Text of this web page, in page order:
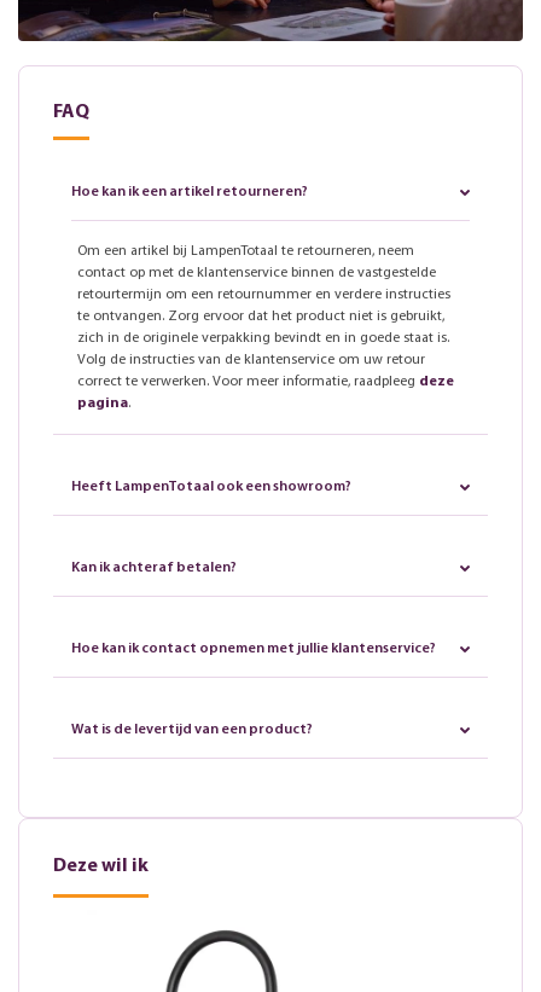
FAQ
Hoe kan ik een artikel retourneren?
Om een artikel bij LampenTotaal te retourneren, neem
contact op met de klantenservice binnen de vastgestelde
retourtermijn om een retournummer en verdere instructies
te ontvangen. Zorg ervoor dat het product niet is gebruikt,
zich in de originele verpakking bevindt en in goede staat is.
Volg de instructies van de klantenservice om uw retour
correct te verwerken. Voor meer informatie, raadpleeg deze
pagina.
Heeft LampenTotaal ook een showroom?
Kan ik achteraf betalen?
Hoe kan ik contact opnemen met jullie klantenservice?
Wat is de levertijd van een product?
Deze wil ik